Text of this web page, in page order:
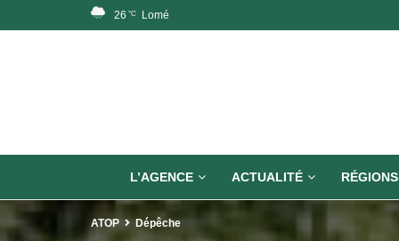
26 °C Lomé
L’AGENCE ACTUALITÉ RÉGIONS
ATOP Dépêche